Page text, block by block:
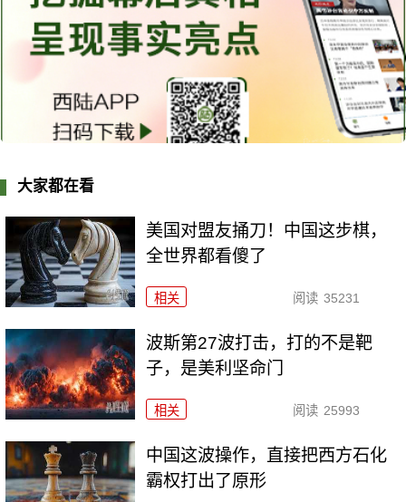
大家都在看
美国对盟友捅刀！中国这步棋，
全世界都看傻了
相关 阅读 35231
波斯第27波打击，打的不是靶
子，是美利坚命门
相关 阅读 25993
中国这波操作，直接把西方石化
霸权打出了原形